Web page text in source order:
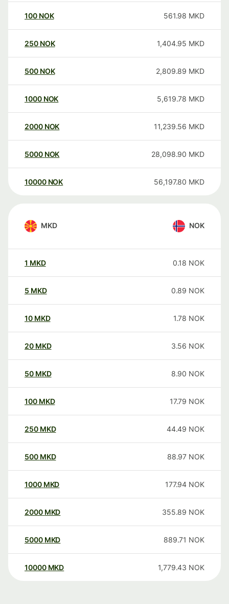
100 NOK 561.98 MKD
250 NOK 1,404.95 MKD
500 NOK 2,809.89 MKD
1000 NOK 5,619.78 MKD
2000 NOK 11,239.56 MKD
5000 NOK 28,098.90 MKD
10000 NOK 56,197.80 MKD
MKD NOK
1 MKD 0.18 NOK
5 MKD 0.89 NOK
10 MKD 1.78 NOK
20 MKD 3.56 NOK
50 MKD 8.90 NOK
100 MKD 17.79 NOK
250 MKD 44.49 NOK
500 MKD 88.97 NOK
1000 MKD 177.94 NOK
2000 MKD 355.89 NOK
5000 MKD 889.71 NOK
10000 MKD 1,779.43 NOK